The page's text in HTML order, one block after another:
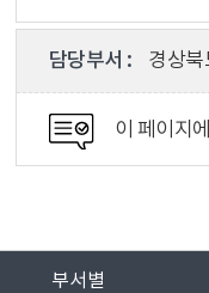
담당부서 : 경상북
이 페이지
부서별